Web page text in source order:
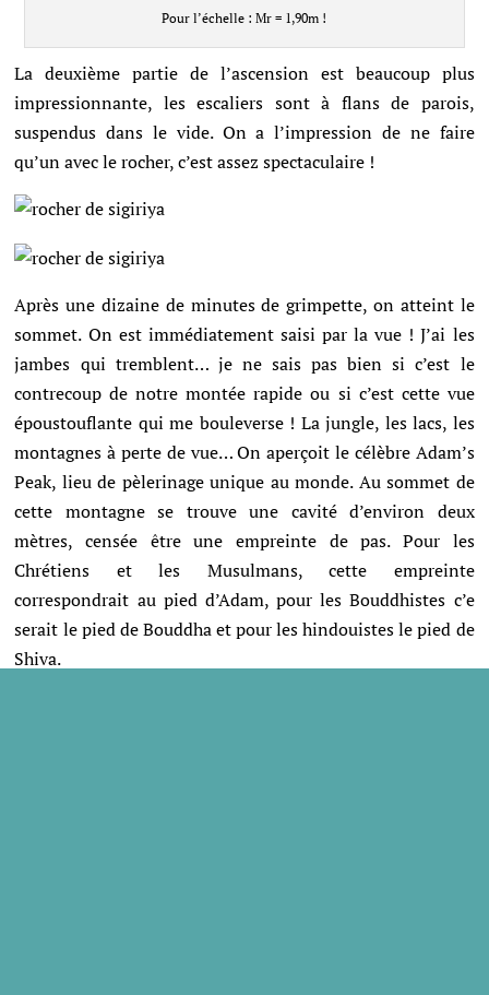
Pour l’échelle : Mr = 1,90m !
La deuxième partie de l’ascension est beaucoup plus
impressionnante, les escaliers sont à flans de parois,
suspendus dans le vide. On a l’impression de ne faire
qu’un avec le rocher, c’est assez spectaculaire !
Après une dizaine de minutes de grimpette, on atteint le
sommet. On est immédiatement saisi par la vue ! J’ai les
jambes qui tremblent… je ne sais pas bien si c’est le
contrecoup de notre montée rapide ou si c’est cette vue
époustouflante qui me bouleverse ! La jungle, les lacs, les
montagnes à perte de vue… On aperçoit le célèbre Adam’s
Peak, lieu de pèlerinage unique au monde. Au sommet de
cette montagne se trouve une cavité d’environ deux
mètres, censée être une empreinte de pas.Pour les
Chrétiens et les Musulmans, cette empreinte
correspondrait au pied d’Adam, pour les Bouddhistes c’e
serait le pied de Bouddha et pour les hindouistes le pied de
Shiva.